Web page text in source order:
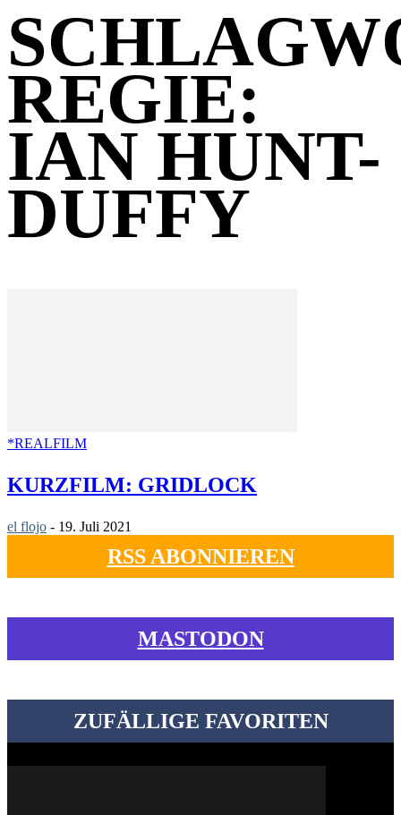
REGIE:
IAN HUNT-
DUFFY
*REALFILM
KURZFILM: GRIDLOCK
el flojo - 19. Juli 2021
RSS ABONNIEREN
MASTODON
ZUFÄLLIGE FAVORITEN